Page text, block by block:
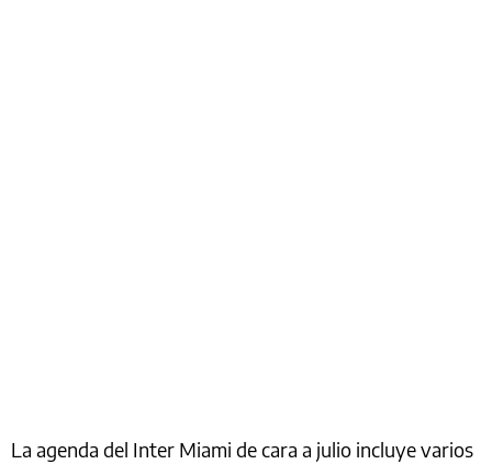
La agenda del Inter Miami de cara a julio incluye varios